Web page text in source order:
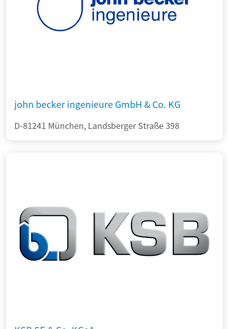
john becker ingenieure GmbH & Co. KG
D-81241 München, Landsberger Straße 398